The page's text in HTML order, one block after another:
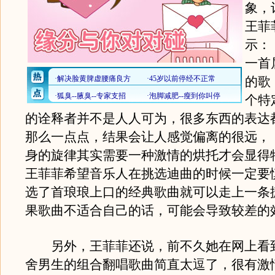
象，
王菲
示：
一首
的歌
个特
的诠释者并不是人人可为，很多东西的表达
那么一点点，结果会让人感觉偏离的很远，
身的旋律其实需要一种激情的烘托才会显得
王菲菲希望音乐人在挑选迪曲的时候一定要
选了首琅琅上口的经典歌曲就可以走上一条
果歌曲不适合自己的话，可能会导致较差的
另外，王菲菲还说，前不久她在网上看
舍男生的组合翻唱歌曲简直太逗了，很有激